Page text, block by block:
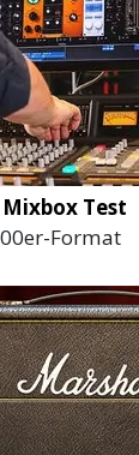
Test
Format